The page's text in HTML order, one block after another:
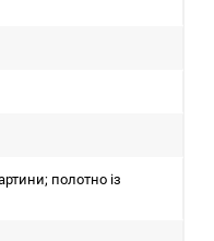
полотно із